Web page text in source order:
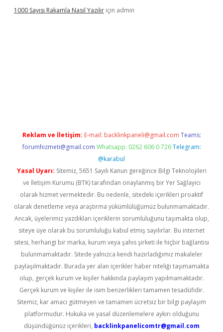
1000 Sayısı Rakamla Nasıl Yazılır için admin
Reklam ve İletişim: E-mail: backlinkpaneli@gmail.com Teams:
forumhizmeti@gmail.com Whatsapp: 0262 606 0 726 Telegram:
@karabul
Yasal Uyarı: Sitemiz, 5651 Sayılı Kanun gereğince Bilgi Teknolojileri
ve İletişim Kurumu (BTK) tarafından onaylanmış bir Yer Sağlayıcı
olarak hizmet vermektedir. Bu nedenle, sitedeki içerikleri proaktif
olarak denetleme veya araştırma yükümlülüğümüz bulunmamaktadır.
Ancak, üyelerimiz yazdıkları içeriklerin sorumluluğunu taşımakta olup,
siteye üye olarak bu sorumluluğu kabul etmiş sayılırlar. Bu internet
sitesi, herhangi bir marka, kurum veya şahıs şirketi ile hiçbir bağlantısı
bulunmamaktadır. Sitede yalnızca kendi hazırladığımız makaleler
paylaşılmaktadır. Burada yer alan içerikler haber niteliği taşımamakta
olup, gerçek kurum ve kişiler hakkında paylaşım yapılmamaktadır.
Gerçek kurum ve kişiler ile isim benzerlikleri tamamen tesadüfidir.
Sitemiz, kar amacı gütmeyen ve tamamen ücretsiz bir bilgi paylaşım
platformudur. Hukuka ve yasal düzenlemelere aykırı olduğunu
düşündüğünüz içerikleri, backlinkpanelicomtr@gmail.com